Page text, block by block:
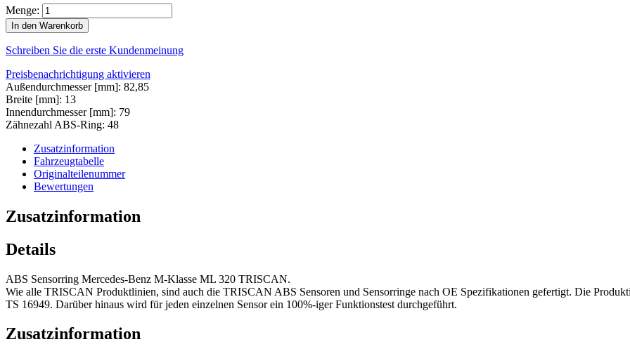
Menge:
In den Warenkorb
Schreiben Sie die erste Kundenmeinung
Preisbenachrichtigung aktivieren
Außendurchmesser [mm]: 82,85
Breite [mm]: 13
Innendurchmesser [mm]: 79
Zähnezahl ABS-Ring: 48
Zusatzinformation
Fahrzeugtabelle
Originalteilenummer
Bewertungen
Zusatzinformation
Details
ABS Sensorring Mercedes-Benz M-Klasse ML 320 TRISCAN.
Wie alle TRISCAN Produktlinien, sind auch die TRISCAN ABS Sensoren und Sensorringe nach OE Spezifikationen gefertigt. Die
TS 16949. Darüber hinaus wird für jeden einzelnen Sensor ein 100%-iger Funktionstest durchgeführt.
Zusatzinformation